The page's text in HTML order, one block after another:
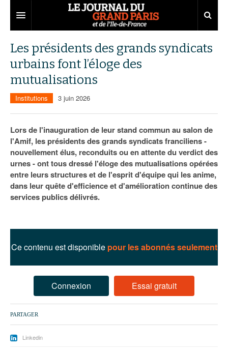
Grand Paris
Territoires
Aménagement
Collectivités
Services urbains
Entreprises
Développement économique
Attractivité
Innovation
Transport
Départements
77
78
91
93
94
Nominations
Portraits
Agenda
Les Assises du Grand Paris
Éditions précédentes
Le podcast
Ecouter les épisodes
Les présidents des grands syndicats
urbains font l’éloge des
mutualisations
Institutions 3 juin 2026
Lors de l'inauguration de leur stand commun au salon de
l'Amif, les présidents des grands syndicats franciliens -
nouvellement élus, reconduits ou en attente du verdict des
urnes - ont tous dressé l'éloge des mutualisations opérées
entre leurs structures et de l'esprit d'équipe qui les anime,
dans leur quête d'efficience et d'amélioration continue des
services publics délivrés.
Ce contenu est disponible pour les abonnés seulement
Connexion Essai gratuit
PARTAGER
Linkedin